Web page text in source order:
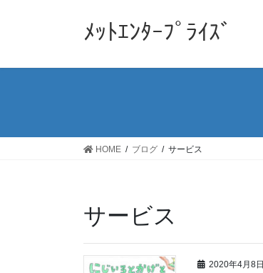
ﾒｯﾄｴﾝﾀｰﾌﾟﾗｲｽﾞ
HOME ブログ サービス
サービス
2020年4月8日